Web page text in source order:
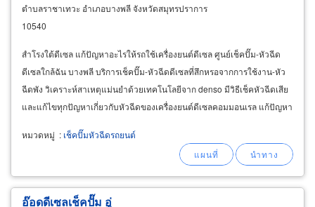
ตำบลราชาเทวะ อำเภอบางพลี จังหวัดสมุทรปราการ
10540
สำโรงใต้ดีเซล แก้ปัญหาอะไรให้รถใช้เครื่องยนต์ดีเซล ศูนย์เช็คปั๊ม-หัวฉีด
ดีเซลใกล้ฉัน บางพลี บริการเช็คปั๊ม-หัวฉีดดีเซลที่สึกหรอจากการใช้งาน-หัว
ฉีดพัง วิเคราะห์สาเหตุแม่นยำด้วยเทคโนโลยีจาก denso มีวิธีเช็คหัวฉีดเสีย
และแก้ไขทุกปัญหาเกี่ยวกับหัวฉีดของเครื่องยนต์ดีเซลคอมมอนเรล แก้ปัญหา
หมวดหมู่ : เช็คปั๊มหัวฉีดรถยนต์
อ๊อดดีเซลเช็คปั๊ม อู่